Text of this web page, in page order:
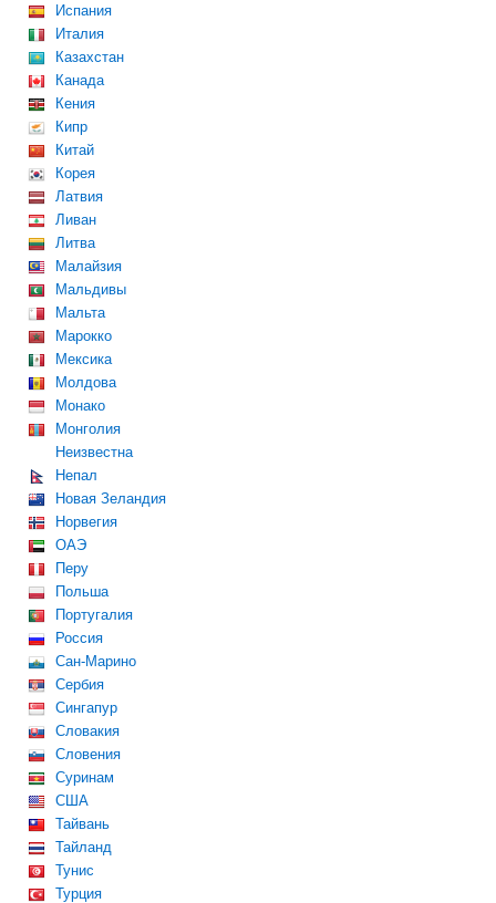
Испания
Италия
Казахстан
Канада
Кения
Кипр
Китай
Корея
Латвия
Ливан
Литва
Малайзия
Мальдивы
Мальта
Марокко
Мексика
Молдова
Монако
Монголия
Неизвестна
Непал
Новая Зеландия
Норвегия
ОАЭ
Перу
Польша
Португалия
Россия
Сан-Марино
Сербия
Сингапур
Словакия
Словения
Суринам
США
Тайвань
Тайланд
Тунис
Турция